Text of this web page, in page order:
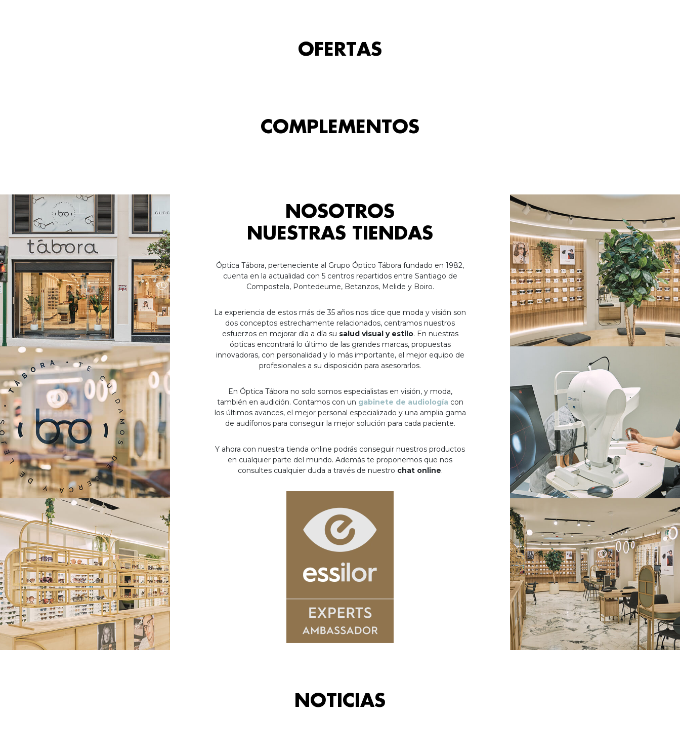
OFERTAS
COMPLEMENTOS
NOSOTROS
NUESTRAS TIENDAS
Óptica Tábora, perteneciente al Grupo Óptico Tábora fundado en 1982,
cuenta en la actualidad con 5 centros repartidos entre Santiago de
Compostela, Pontedeume, Betanzos, Melide y Boiro.
La experiencia de estos más de 35 años nos dice que moda y visión son
dos conceptos estrechamente relacionados, centramos nuestros
esfuerzos en mejorar día a día su salud visual y estilo. En nuestras
ópticas encontrará lo último de las grandes marcas, propuestas
innovadoras, con personalidad y lo más importante, el mejor equipo de
profesionales a su disposición para asesorarlos.
En Óptica Tábora no solo somos especialistas en visión, y moda,
también en audición. Contamos con un gabinete de audiología con
los últimos avances, el mejor personal especializado y una amplia gama
de audífonos para conseguir la mejor solución para cada paciente.
Y ahora con nuestra tienda online podrás conseguir nuestros productos
en cualquier parte del mundo. Además te proponemos que nos
consultes cualquier duda a través de nuestro chat online.
NOTICIAS